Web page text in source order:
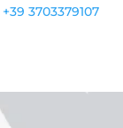
+39 3703379107